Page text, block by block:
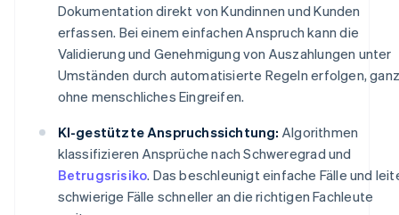
Dokumentation direkt von Kundinnen und Kunden
erfassen. Bei einem einfachen Anspruch kann die
Validierung und Genehmigung von Auszahlungen unter
Umständen durch automatisierte Regeln erfolgen, ganz
ohne menschliches Eingreifen.
KI-gestützte Anspruchssichtung: Algorithmen
klassifizieren Ansprüche nach Schweregrad und
Betrugsrisiko. Das beschleunigt einfache Fälle und
schwierige Fälle schneller an die richtigen Fachleute